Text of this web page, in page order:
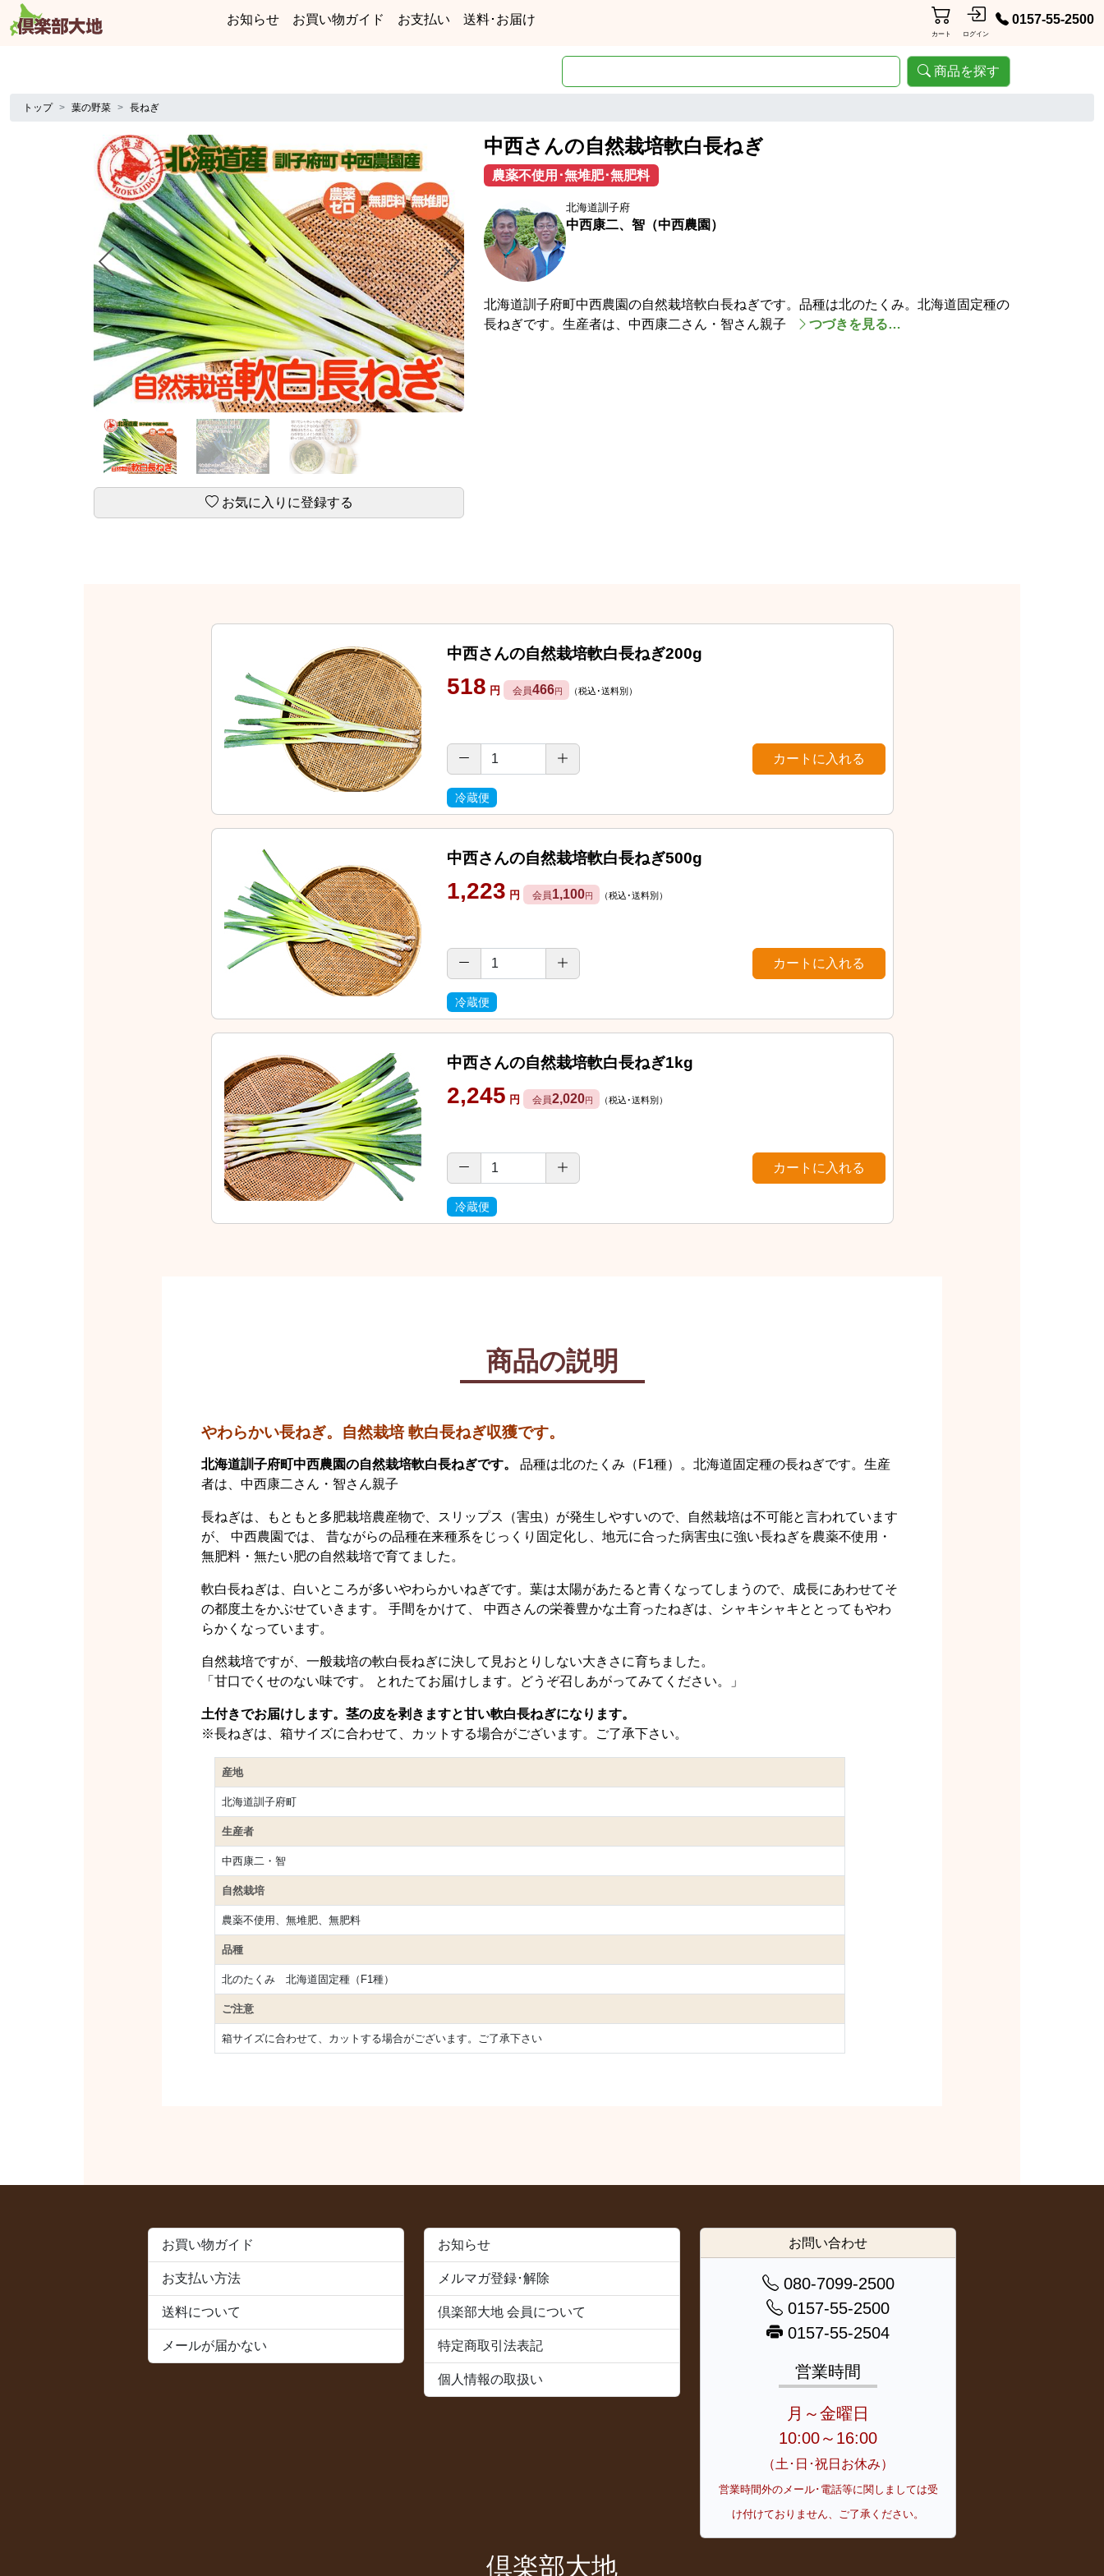
お知らせ お買い物ガイド お支払い 送料･お届け
カート ログイン
0157-55-2500
商品を探す
トップ 葉の野菜 長ねぎ
お気に入りに登録する
中西さんの自然栽培軟白長ねぎ
農薬不使用･無堆肥･無肥料
北海道訓子府
中西康二、智（中西農園）
北海道訓子府町中西農園の自然栽培軟白長ねぎです。品種は北のたくみ。北海道固定種の
長ねぎです。生産者は、中西康二さん・智さん親子
つづきを見る…
中西さんの自然栽培軟白長ねぎ200g
518 円 会員466円 （税込･送料別）
冷蔵便
中西さんの自然栽培軟白長ねぎ500g
1,223 円 会員1,100円 （税込･送料別）
冷蔵便
中西さんの自然栽培軟白長ねぎ1kg
2,245 円 会員2,020円 （税込･送料別）
冷蔵便
商品の説明
やわらかい長ねぎ。自然栽培 軟白長ねぎ収獲です。
北海道訓子府町中西農園の自然栽培軟白長ねぎです。
品種は北のたくみ（F1種）。北海道固定種の長ねぎです。生産
者は、中西康二さん・智さん親子
長ねぎは、もともと多肥栽培農産物で、スリップス（害虫）が発生しやすいので、自然栽培は不可能と言われています
が、 中西農園では、 昔ながらの品種在来種系をじっくり固定化し、地元に合った病害虫に強い長ねぎを農薬不使用・
無肥料・無たい肥の自然栽培で育てました。
軟白長ねぎは、白いところが多いやわらかいねぎです。葉は太陽があたると青くなってしまうので、成長にあわせてそ
の都度土をかぶせていきます。 手間をかけて、 中西さんの栄養豊かな土育ったねぎは、シャキシャキととってもやわ
らかくなっています。
自然栽培ですが、一般栽培の軟白長ねぎに決して見おとりしない大きさに育ちました。
「甘口でくせのない味です。 とれたてお届けします。どうぞ召しあがってみてください。」
土付きでお届けします。茎の皮を剥きますと甘い軟白長ねぎになります。
※長ねぎは、箱サイズに合わせて、カットする場合がございます。ご了承下さい。
産地
北海道訓子府町
生産者
中西康二・智
自然栽培
農薬不使用、無堆肥、無肥料
品種
北のたくみ 北海道固定種（F1種）
ご注意
箱サイズに合わせて、カットする場合がございます。ご了承下さい
お買い物ガイド
お支払い方法
送料について
メールが届かない
お知らせ
メルマガ登録･解除
倶楽部大地 会員について
特定商取引法表記
個人情報の取扱い
お問い合わせ
080-7099-2500
0157-55-2500
0157-55-2504
営業時間
月～金曜日
10:00～16:00
（土･日･祝日お休み）
営業時間外のメール･電話等に関しましては受
け付けておりません、ご了承ください。
倶楽部大地